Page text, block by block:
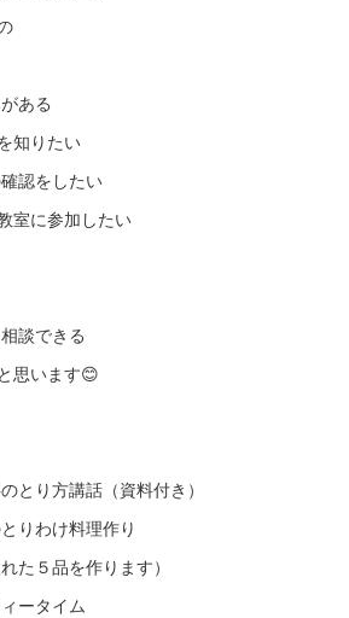
ある
知りたい
認をしたい
室に参加したい
談できる
思います😊
とり方講話（資料付き）
りわけ料理作り
た５品を作ります）
ータイム